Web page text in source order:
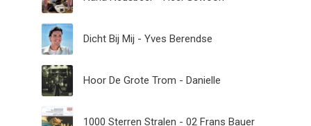
Dicht Bij Mij - Yves Berendse
Hoor De Grote Trom - Danielle
1000 Sterren Stralen - 02 Frans Bauer